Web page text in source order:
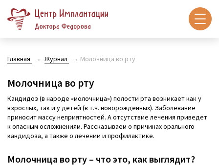
Главная Журнал Молочница во рту
Молочница во рту
Кандидоз (в народе «молочница») полости рта возникает как у
взрослых, так и у детей (в т.ч. новорожденных). Заболевание
приносит массу неприятностей. А отсутствие лечения приведет
к опасным осложнениям. Рассказываем о причинах орального
кандидоза, а также о лечении и профилактике.
Молочница во рту – что это, как выглядит?